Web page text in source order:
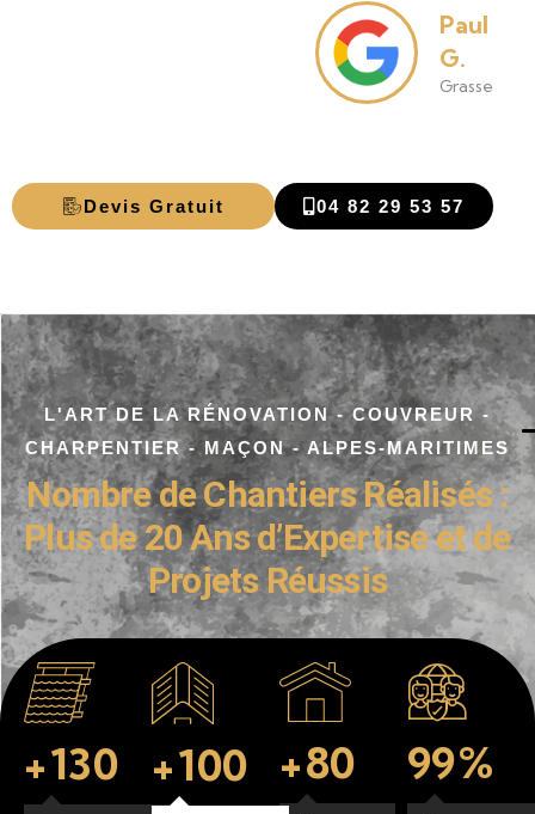
B.
Devis Gratuit 04 82 29 53 57
L'ART DE LA RÉNOVATION - COUVREUR -
CHARPENTIER - MAÇON - ALPES-MARITIMES
Nombre de Chantiers Réalisés :
Plus de 20 Ans d’Expertise et de
Projets Réussis
+130 +100 +80 99%